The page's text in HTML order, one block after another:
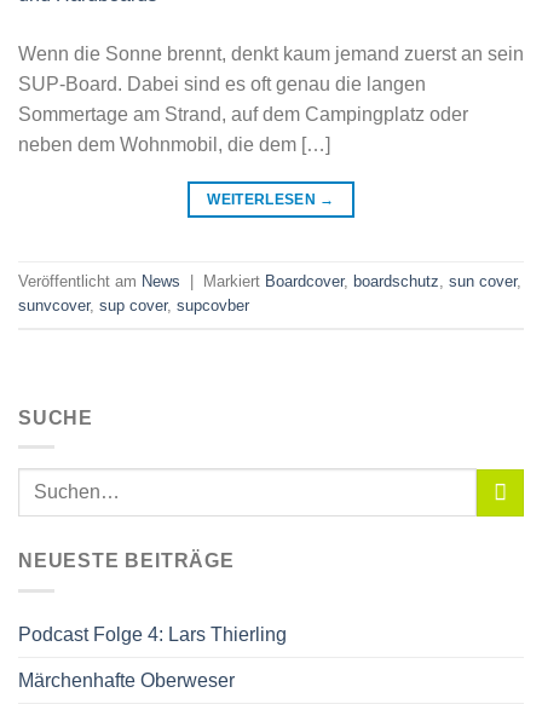
Wenn die Sonne brennt, denkt kaum jemand zuerst an sein
SUP-Board. Dabei sind es oft genau die langen
Sommertage am Strand, auf dem Campingplatz oder
neben dem Wohnmobil, die dem […]
WEITERLESEN →
Veröffentlicht am News Markiert Boardcover, boardschutz sun cover,
sunvcover, sup cover, supcovber
SUCHE
NEUESTE BEITRÄGE
Podcast Folge 4: Lars Thierling
Märchenhafte Oberweser